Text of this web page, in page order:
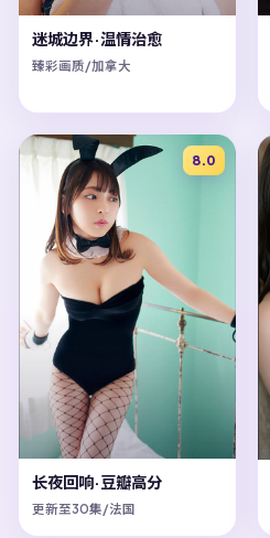
迷城边界·温情治愈
臻彩画质/加拿大
8.0
长夜回响·豆瓣高分
更新至30集/法国